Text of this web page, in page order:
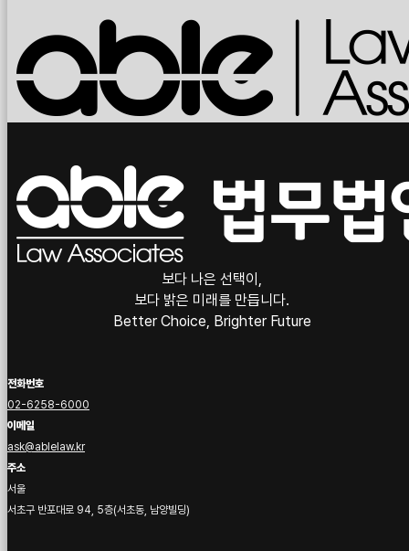
전화번호
02-6258-6000
이메일
ask@ablelaw.kr
주소
서울
서초구 반포대로 94, 5층(서초동, 남양빌딩)
보다 나은 선택이,
보다 밝은 미래를 만듭니다.
Better Choice, Brighter Future